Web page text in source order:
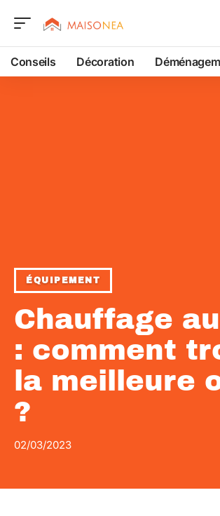
Conseils Décoration
ÉQUIPEMENT
Chauffage
: comment
la meilleure
?
02/03/2023